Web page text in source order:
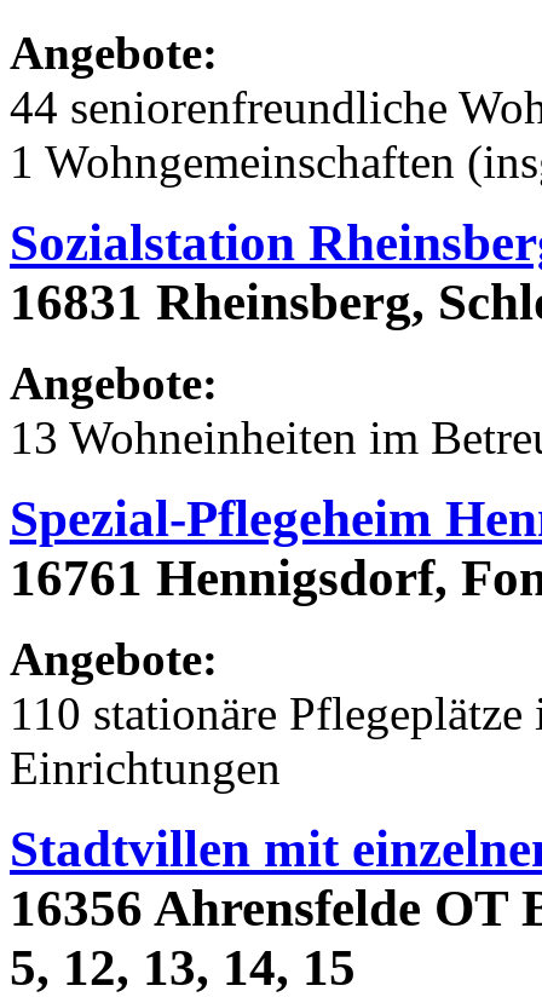
Angebote:
44 seniorenfreundliche
1 Wohngemeinschaften
Sozialstation
16831 Rheinsberg,
Angebote:
13 Wohneinheiten im
Spezial-Pflegeheim
16761 Hennigsdorf,
Angebote:
110 stationäre
Einrichtungen
Stadtvillen mit
16356 Ahrensfelde
5, 12, 13, 14, 15